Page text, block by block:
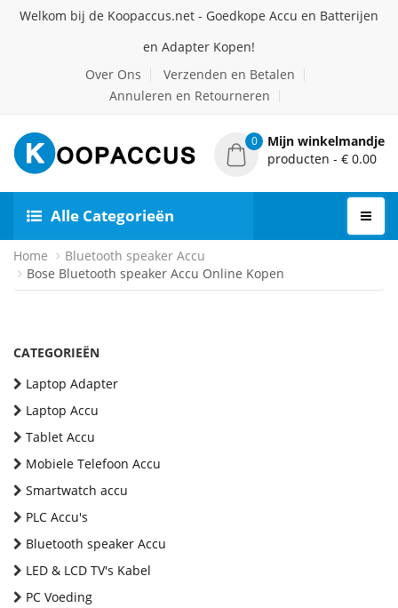
Welkom bij de Koopaccus.net - Goedkope Accu en Batterijen
en Adapter Kopen!
Over Ons
Verzenden en Betalen
Annuleren en Retourneren
0
Mijn winkelmandje
producten - € 0.00
Alle Categorieën
Home
Bluetooth speaker Accu
Bose Bluetooth speaker Accu Online Kopen
CATEGORIEËN
Laptop Adapter
Laptop Accu
Tablet Accu
Mobiele Telefoon Accu
Smartwatch accu
PLC Accu's
Bluetooth speaker Accu
LED & LCD TV's Kabel
PC Voeding